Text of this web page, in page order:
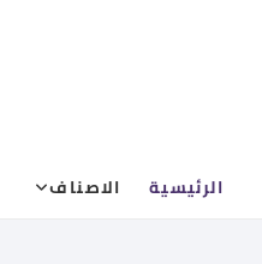
الرئيسية الاصناف